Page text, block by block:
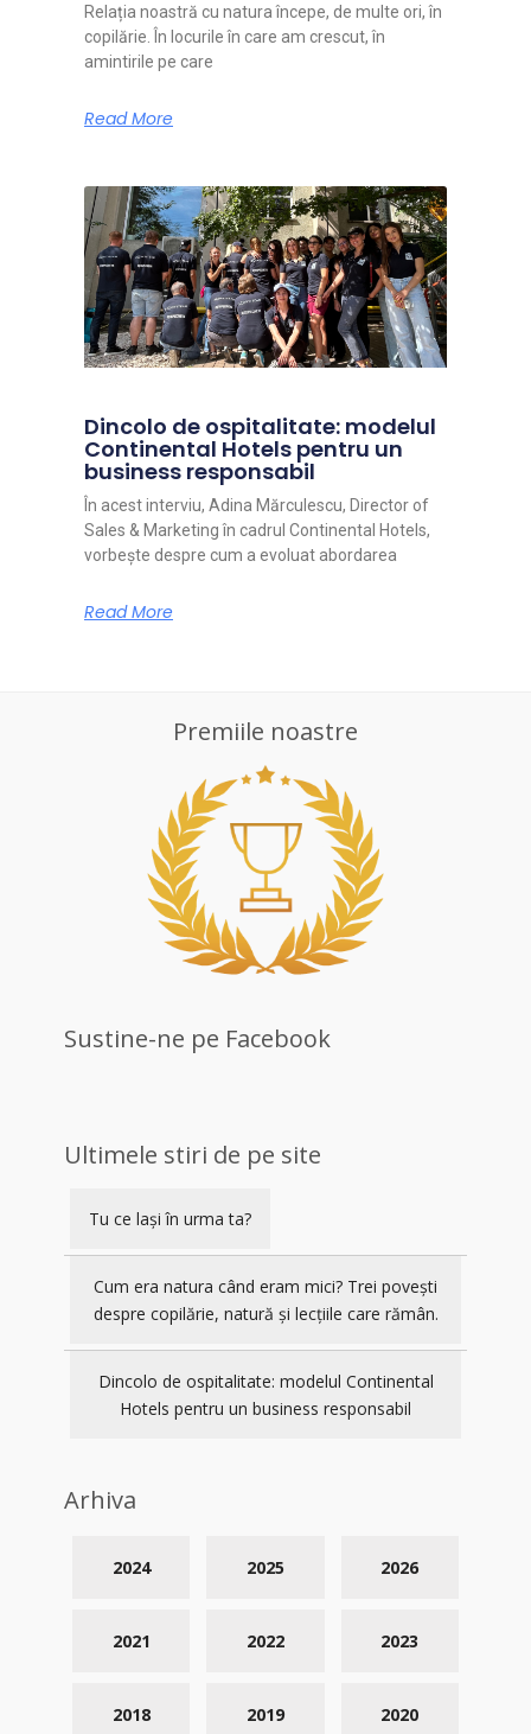
Relația noastră cu natura începe, de multe ori, în
copilărie. În locurile în care am crescut, în
amintirile pe care
Read More
Dincolo de ospitalitate: modelul
Continental Hotels pentru un
business responsabil
În acest interviu, Adina Mărculescu, Director of
Sales & Marketing în cadrul Continental Hotels,
vorbește despre cum a evoluat abordarea
Read More
Premiile noastre
Sustine-ne pe Facebook
Ultimele stiri de pe site
Tu ce lași în urma ta?
Cum era natura când eram mici? Trei povești
despre copilărie, natură și lecțiile care rămân.
Dincolo de ospitalitate: modelul Continental
Hotels pentru un business responsabil
Arhiva
2026
2025
2024
2023
2022
2021
2020
2019
2018